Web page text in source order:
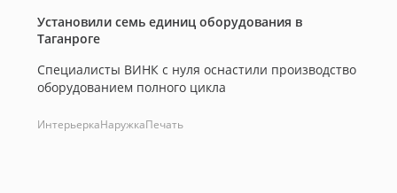
Установили семь единиц оборудования в
Таганроге
Специалисты ВИНК с нуля оснастили производство
оборудованием полного цикла
ИнтерьеркаНаружкаПечать